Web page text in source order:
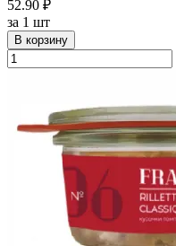
52.90 ₽
за 1 шт
В корзину